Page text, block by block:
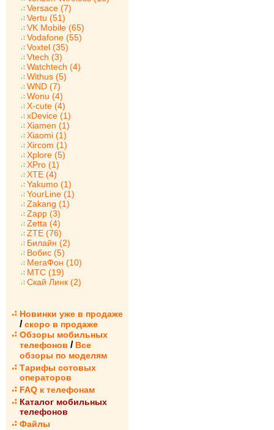
Versace (7)
Vertu (51)
VK Mobile (65)
Vodafone (55)
Voxtel (35)
Vtech (3)
Watchtech (4)
Withus (5)
WND (7)
Wonu (4)
X-cute (4)
xDevice (1)
Xiamen (1)
Xiaomi (1)
Xircom (1)
Xplore (5)
XPro (1)
XTE (4)
Yakumo (1)
YourLine (1)
Zakang (1)
Zapp (3)
Zetta (4)
ZTE (76)
Билайн (2)
Вобис (5)
МегаФон (10)
МТС (19)
Скай Линк (2)
Новинки уже в продаже
/ скоро в продаже
Обзоры мобильных
телефонов / Все
обзоры по моделям
Тарифы сотовых
операторов
FAQ к телефонам
Каталог мобильных
телефонов
Файлы